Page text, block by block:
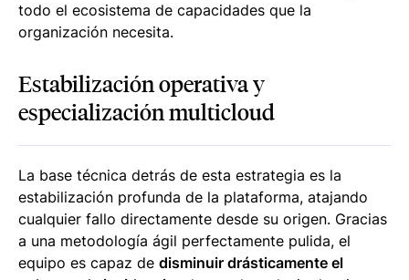
todo el ecosistema de capacidades que la
organización necesita.
Estabilización operativa y
especialización multicloud
La base técnica detrás de esta estrategia es la
estabilización profunda de la plataforma, atajando
cualquier fallo directamente desde su origen. Gracias
a una metodología ágil perfectamente pulida, el
equipo es capaz de disminuir drásticamente el